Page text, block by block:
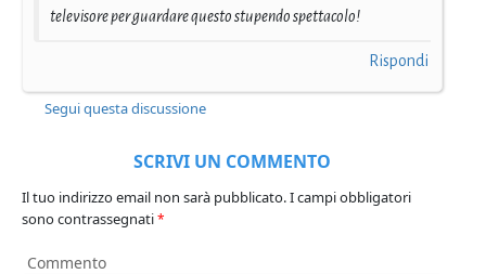
televisore per guardare questo stupendo spettacolo!
Rispondi
Segui questa discussione
SCRIVI UN COMMENTO
Il tuo indirizzo email non sarà pubblicato.I campi obbligatori
sono contrassegnati*
Commento